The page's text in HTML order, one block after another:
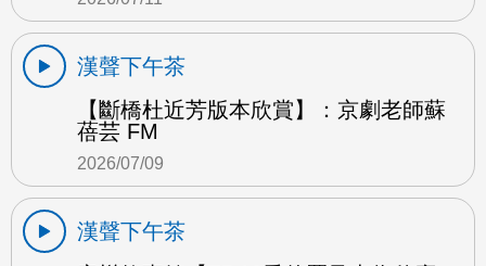
漢聲下午茶
【斷橋杜近芳版本欣賞】：京劇老師蘇
蓓芸 FM
2026/07/09
漢聲下午茶